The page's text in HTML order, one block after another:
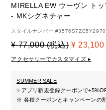
MIRELLA EW ウーヴン ト
- MKシグネチャー
スタイルナンバー #35T6S7ZC5Y2970
¥ 77,000 (税込) ¥ 23,100
アクセサリーでカスタマイズ ▸
SUMMER SALE
✨アプリ新規登録クーポンで
※ 各種クーポンとキャンペーンの